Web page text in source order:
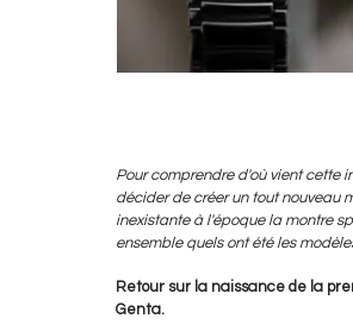
Pour comprendre d'où vient cette
décider de créer un tout nouveau
inexistante à l'époque la montre
ensemble quels ont été les
Retour sur la naissance de la
Genta.